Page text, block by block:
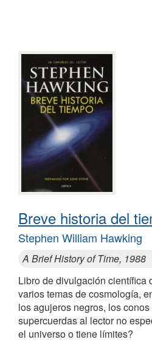
Breve historia del
Stephen William Hawking
A Brief History of Time, 1988
Libro de divulgación científica
varios temas de cosmología,
los agujeros negros, los
supercuerdas al lector no
el universo o tiene límites?